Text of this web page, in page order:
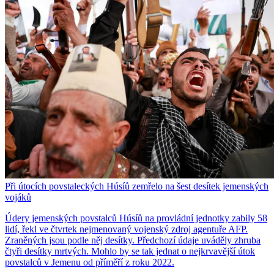
Při útocích povstaleckých Húsíů zemřelo na šest desítek jemenských
vojáků
Údery jemenských povstalců Húsíů na provládní jednotky zabily 58
lidí, řekl ve čtvrtek nejmenovaný vojenský zdroj agentuře AFP.
Zraněných jsou podle něj desítky. Předchozí údaje uváděly zhruba
čtyři desítky mrtvých. Mohlo by se tak jednat o nejkrvavější útok
povstalců v Jemenu od příměří z roku 2022.